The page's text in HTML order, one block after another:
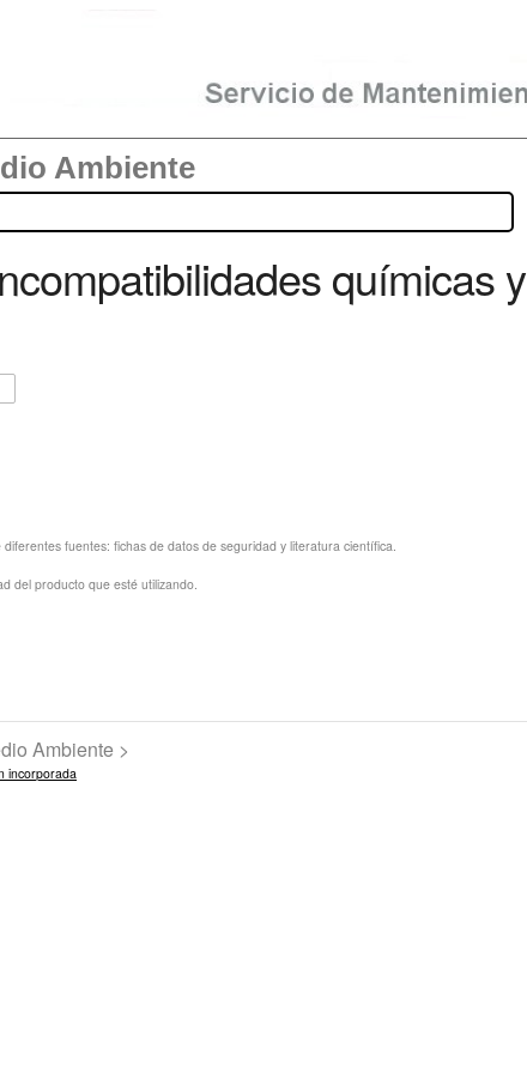
Ambiente
químicas y
fuentes: fichas de datos de seguridad y literatura científica.
del producto que esté utilizando.
Ambiente >
incorporada